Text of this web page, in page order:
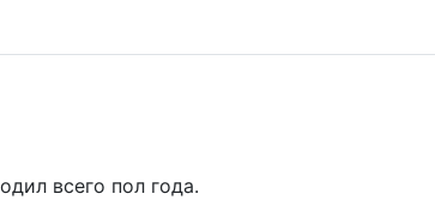
всего пол года.